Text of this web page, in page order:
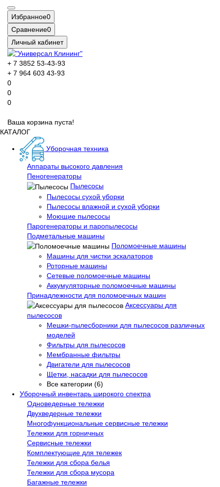
Избранное0
Сравнение0
Личный кабинет
+ 7 3852 53-43-93
+ 7 964 603 43-93
0
0
0
Ваша корзина пуста!
КАТАЛОГ
Уборочная техника
Аппараты высокого давления
Пеногенераторы
Пылесосы
Пылесосы сухой уборки
Пылесосы влажной и сухой уборки
Моющие пылесосы
Парогенераторы и паропылесосы
Подметальные машины
Поломоечные машины
Машины для чистки эскалаторов
Роторные машины
Сетевые поломоечные машины
Аккумуляторные поломоечные машины
Принадлежности для поломоечных машин
Аксессуары для
пылесосов
Мешки-пылесборники для пылесосов различных
моделей
Фильтры для пылесосов
Мембранные фильтры
Двигатели для пылесосов
Щетки, насадки для пылесосов
Все категории (6)
Уборочный инвентарь широкого спектра
Одноведерные тележки
Двухведерные тележки
Многофункциональные сервисные тележки
Тележки для горничных
Сервисные тележки
Комплектующие для тележек
Тележки для сбора белья
Тележки для сбора мусора
Багажные тележки